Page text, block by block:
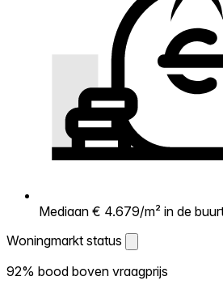
Mediaan € 4.679/m² in de
Woningmarkt status
Woningmarkt status
92% bood boven vraagprijs